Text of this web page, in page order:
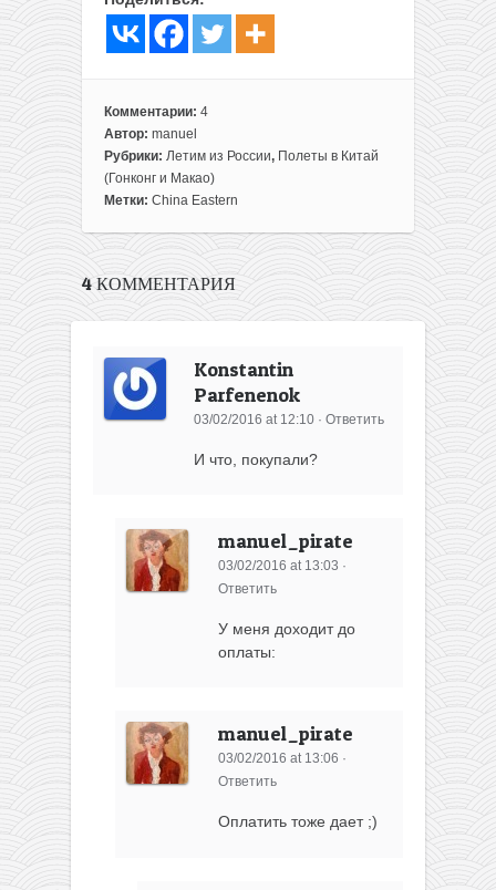
Комментарии: 4
Автор: manuel
Рубрики: Летим из России, Полеты в Китай
(Гонконг и Макао)
Метки: China Eastern
4 КОММЕНТАРИЯ
Konstantin
Parfenenok
03/02/2016 at 12:10 ·Ответить
И что, покупали?
manuel_pirate
03/02/2016 at 13:03 ·
Ответить
У меня доходит до
оплаты:
manuel_pirate
03/02/2016 at 13:06 ·
Ответить
Оплатить тоже дает ;)